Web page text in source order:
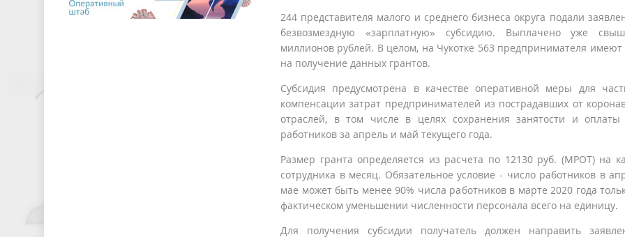
244 представителя малого и среднего бизнеса округа подали
безвозмездную «зарплатную» субсидию. Выплачено уже
миллионов рублей. В целом, на Чукотке 563 предпринимателя имеют
на получение данных грантов.
Субсидия предусмотрена в качестве оперативной меры для
компенсации затрат предпринимателей из пострадавших от
отраслей, в том числе в целях сохранения занятости и оплаты
работников за апрель и май текущего года.
Размер гранта определяется из расчета по 12130 руб. (МРОТ) на
сотрудника в месяц. Обязательное условие - число работников в
мае может быть менее 90% числа работников в марте 2020 года
фактическом уменьшении численности персонала всего на единицу.
Для получения субсидии получатель должен направить